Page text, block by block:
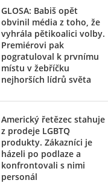
GLOSA: Babiš opět
obvinil média z toho, že
vyhrála pětikoalici volby.
Premiérovi pak
pogratuloval k prvnímu
místu v žebříčku
nejhorších lídrů světa
Americký řetězec stahuje
z prodeje LGBTQ
produkty. Zákazníci je
házeli po podlaze a
konfrontovali s nimi
personál